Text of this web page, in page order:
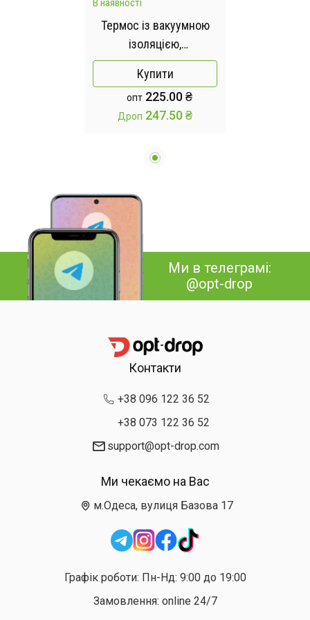
В наявності
Термос із вакуумною
ізоляцією,
Подарунковий набір з 3
чашками 500 мл
Зелений
Купити
опт 225.00 ₴
Дроп 247.50 ₴
Ми в телеграмі:
@opt-drop
Контакти
+38 096 122 36 52
+38 073 122 36 52
support@opt-drop.com
Ми чекаємо на Вас
м.Одеса, вулиця Базова 17
Графік роботи: Пн-Нд: 9:00 до 19:00
Замовлення: online 24/7